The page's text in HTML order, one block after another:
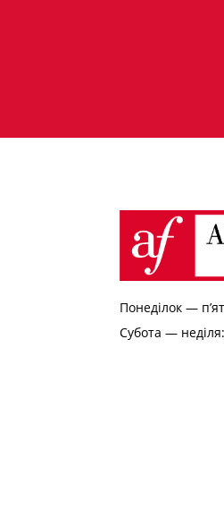
Понеділок —
Субота —